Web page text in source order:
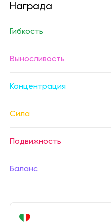
Награда
Гибкость
Выносливость
Концентрация
Сила
Подвижность
Баланс